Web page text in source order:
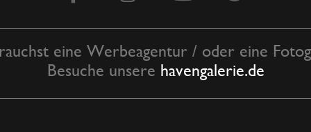
eine Werbeagentur / oder eine
Besuche unsere havengalerie.de